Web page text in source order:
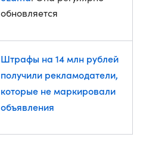
обновляется
Штрафы на 14 млн рублей
получили рекламодатели,
которые не маркировали
объявления